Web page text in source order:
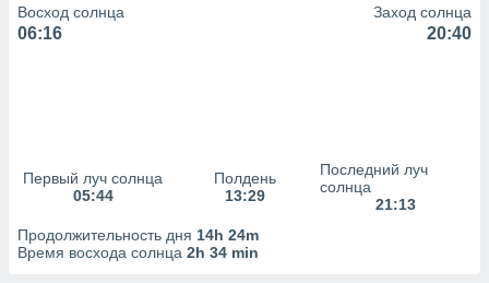
Восход солнца
06:16
Заход солнца
20:40
Первый луч солнца
05:44
Полдень
13:29
Последний луч
солнца
21:13
Продолжительность дня 14h 24m
Время восхода солнца 2h 34 min